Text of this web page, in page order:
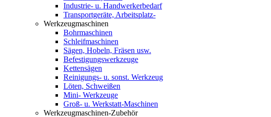
Industrie- u. Handwerkerbedarf
Transportgeräte, Arbeitsplatz-
Werkzeugmaschinen
Bohrmaschinen
Schleifmaschinen
Sägen, Hobeln, Fräsen usw.
Befestigungswerkzeuge
Kettensägen
Reinigungs- u. sonst. Werkzeug
Löten, Schweißen
Mini- Werkzeuge
Groß- u. Werkstatt-Maschinen
Werkzeugmaschinen-Zubehör